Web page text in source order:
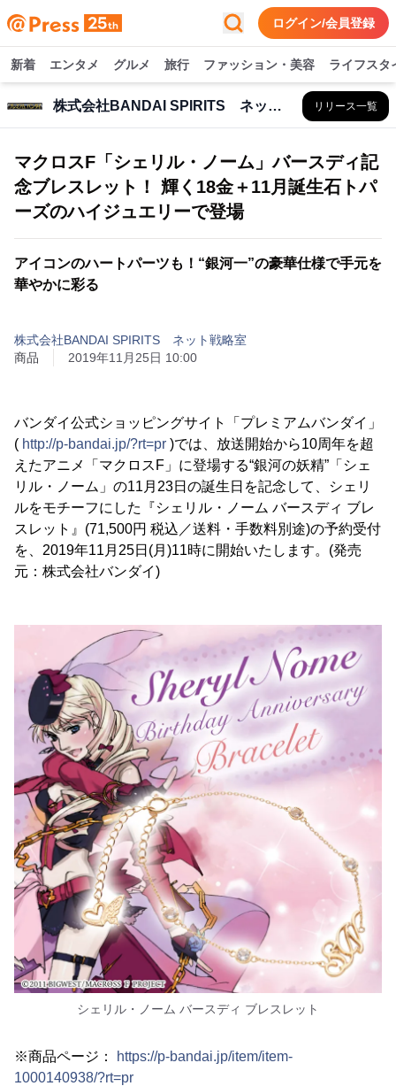
ログイン/会員登録
新着 エンタメ グルメ 旅行 ファッション・美容 ライフスタ
株式会社BANDAI SPIRITS ネット戦略室 リリース一覧
マクロスF「シェリル・ノーム」バースディ記
念ブレスレット！ 輝く18金＋11月誕生石トパ
ーズのハイジュエリーで登場
アイコンのハートパーツも！“銀河一”の豪華仕様で手元を
華やかに彩る
株式会社BANDAI SPIRITS ネット戦略室
商品
2019年11月25日 10:00
バンダイ公式ショッピングサイト「プレミアムバンダイ」
( http://p-bandai.jp/?rt=pr )では、放送開始から10周年を超
えたアニメ「マクロスF」に登場する“銀河の妖精”「シェ
リル・ノーム」の11月23日の誕生日を記念して、シェリ
ルをモチーフにした『シェリル・ノーム バースディ ブレ
スレット』(71,500円 税込／送料・手数料別途)の予約受付
を、2019年11月25日(月)11時に開始いたします。(発売
元：株式会社バンダイ)
シェリル・ノーム バースディ ブレスレット
※商品ページ：
https://p-bandai.jp/item/item-
1000140938/?rt=pr